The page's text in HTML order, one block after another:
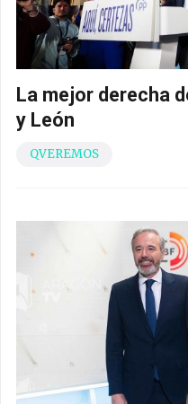
La mejor derecha
y León
QVEREMOS